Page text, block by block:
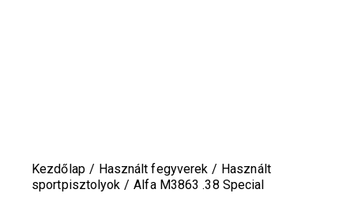
Kezdőlap Használt fegyverek
Használt
sportpisztolyok
Alfa M3863 .38 Special